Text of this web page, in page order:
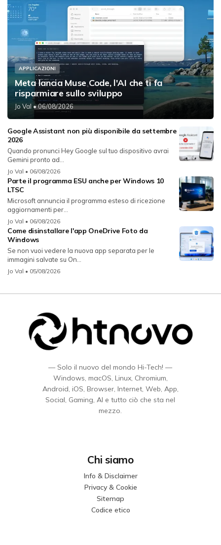
APPLICAZIONI
Meta lancia Muse Code, l'AI che ti fa
risparmiare sullo sviluppo
Jo Val • 06/08/2026
Google Assistant non più disponibile da settembre
2026
Quando pronunci Hey Google sul tuo dispositivo avrai
Gemini pronto ad...
Jo Val • 06/08/2026
Parte il programma ESU anche per Windows 10
LTSC
Microsoft annuncia il programma esteso di ricezione
aggiornamenti per...
Jo Val • 06/08/2026
Come disinstallare l'app OneDrive Foto da
Windows
Se non vuoi vedere la nuova app separata per le
immagini salvate su On...
Jo Val • 05/08/2026
— Solo il nuovo del mondo Hi-Tech! —
Windows, macOS, Linux, Chromium,
Android, iOS, Browser, Internet, Web, App,
Social, Gaming, AI e tutto ciò che sta nel
mezzo.
Chi siamo
Info & Disclaimer
Privacy & Cookie
Sitemap
Codice etico